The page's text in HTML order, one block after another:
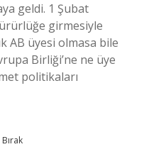
geldi. 1 Şubat
yürürlüğe girmesiyle
AB üyesi olmasa bile
Birliği’ne ne üye
politikaları